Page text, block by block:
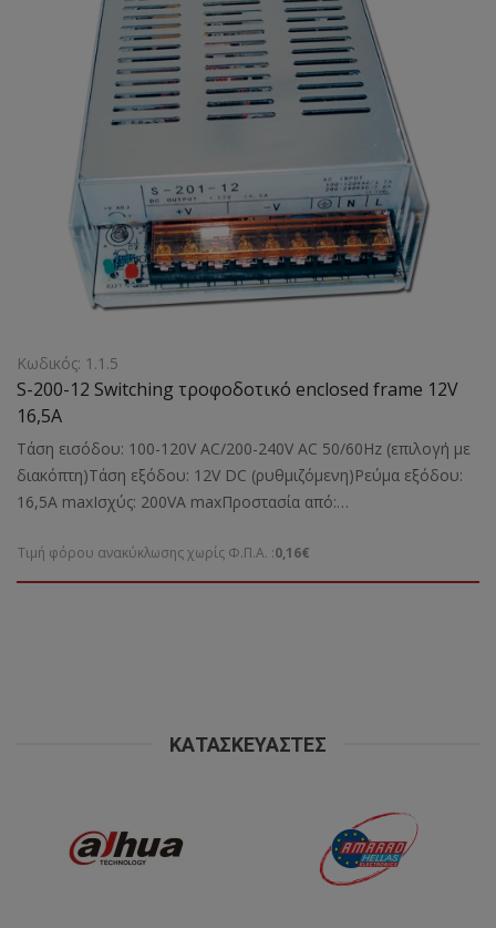
Κωδικός: 1.1.5
S-200-12 Switching τροφοδοτικό enclosed frame 12V
16,5A
Τάση εισόδου: 100-120V AC/200-240V AC 50/60Hz (επιλογή με
διακόπτη)Τάση εξόδου: 12V DC (ρυθμιζόμενη)Ρεύμα εξόδου:
16,5A maxΙσχύς: 200VA maxΠροστασία από:
καμερών και άλλων ηλεκτρονικών συσκευώνΔιαστάσεις:
200X110X50 mmΒάρος: 0,9 kgr
Τιμή φόρου ανακύκλωσης χωρίς Φ.Π.Α. :0,16€
ΚΑΤΑΣΚΕΥΑΣΤΈΣ